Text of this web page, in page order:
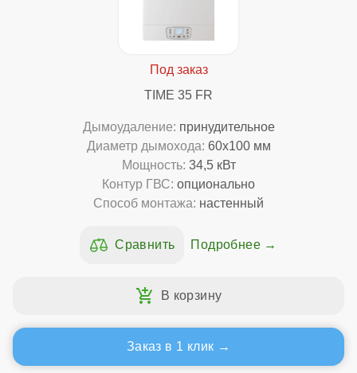
TIME 35 FR
Дымоудаление: принудительное
Диаметр дымохода: 60x100 мм
Мощность: 34,5 кВт
Контур ГВС: опционально
Способ монтажа: настенный
Подробнее
Заказ в 1 клик